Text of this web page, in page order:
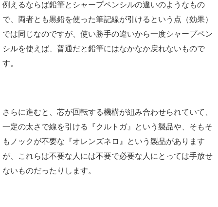
例えるならば鉛筆とシャープペンシルの違いのようなもの
で、両者とも黒鉛を使った筆記線が引けるという点（効果）
では同じなのですが、使い勝手の違いから一度シャープペン
シルを使えば、普通だと鉛筆にはなかなか戻れないもので
す。
さらに進むと、芯が回転する機構が組み合わせられていて、
一定の太さで線を引ける『クルトガ』という製品や、そもそ
もノックが不要な『オレンズネロ』という製品があります
が、これらは不要な人には不要で必要な人にとっては手放せ
ないものだったりします。